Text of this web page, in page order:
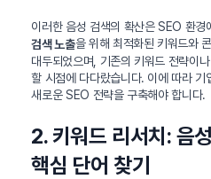
이러한 음성 검색의 확산은 SEO 환경
검색 노출을 위해 최적화된 키워드와
대두되었으며, 기존의 키워드 전략이
할 시점에 다다랐습니다. 이에 따라
새로운 SEO 전략을 구축해야 합니다.
2. 키워드 리서치: 음
핵심 단어 찾기